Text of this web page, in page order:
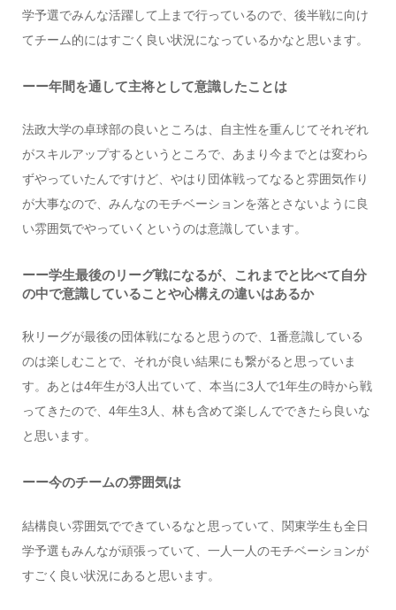
学予選でみんな活躍して上まで行っているので、後半戦に向け
てチーム的にはすごく良い状況になっているかなと思います。
ーー年間を通して主将として意識したことは
法政大学の卓球部の良いところは、自主性を重んじてそれぞれ
がスキルアップするというところで、あまり今までとは変わら
ずやっていたんですけど、やはり団体戦ってなると雰囲気作り
が大事なので、みんなのモチベーションを落とさないように良
い雰囲気でやっていくというのは意識しています。
ーー学生最後のリーグ戦になるが、これまでと比べて自分
の中で意識していることや心構えの違いはあるか
秋リーグが最後の団体戦になると思うので、1番意識している
のは楽しむことで、それが良い結果にも繋がると思っていま
す。あとは4年生が3人出ていて、本当に3人で1年生の時から戦
ってきたので、4年生3人、林も含めて楽しんでできたら良いな
と思います。
ーー今のチームの雰囲気は
結構良い雰囲気でできているなと思っていて、関東学生も全日
学予選もみんなが頑張っていて、一人一人のモチベーションが
すごく良い状況にあると思います。